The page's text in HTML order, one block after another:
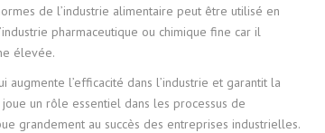
de l’industrie alimentaire peut être utilisé en
pharmaceutique ou chimique fine car il
élevée.
augmente l’efficacité dans l’industrie et garantit la
un rôle essentiel dans les processus de
grandement au succès des entreprises industrielles.